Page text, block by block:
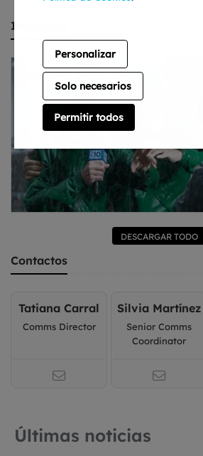
Personalizar
Solo necesarios
Permitir todos
Imágenes
DESCARGAR TODO
Contactos
Tatiana Carral
Comms Director
Silvia Martínez
Senior Comms
Coordinator
Últimas noticias